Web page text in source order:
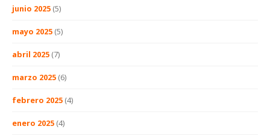
junio 2025 (5)
mayo 2025 (5)
abril 2025 (7)
marzo 2025 (6)
febrero 2025 (4)
enero 2025 (4)